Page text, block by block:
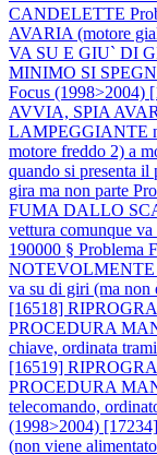
CANDELETTE
AVARIA (motore
VA SU E GIU` DI
MINIMO SI
Focus
AVVIA, SPIA
LAMPEGGIANTE
motore freddo 2) a
quando si presenta
gira ma non parte
FUMA DALLO
vettura comunque
190000 § Problema
NOTEVOLMENTE
va su di giri (ma non
[16518]
PROCEDURA
chiave, ordinata
[16519]
PROCEDURA
telecomando,
(1998>2004)
(non viene